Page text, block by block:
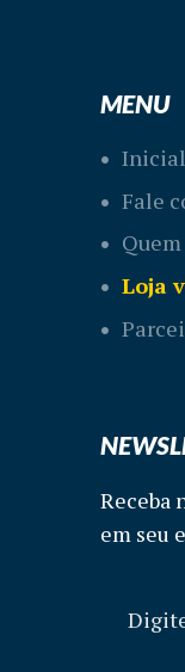
MENU
Inicial
Fale
Loja
Receba
em seu